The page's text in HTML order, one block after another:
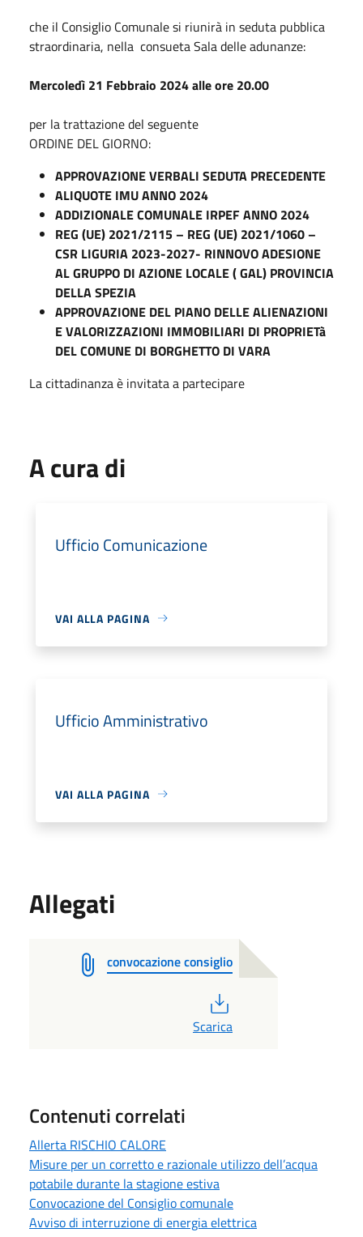
che il Consiglio Comunale si riunirà in seduta pubblica
straordinaria, nella consueta Sala delle adunanze:
Mercoledì 21 Febbraio 2024 alle ore 20.00
per la trattazione del seguente
ORDINE DEL GIORNO:
APPROVAZIONE VERBALI SEDUTA PRECEDENTE
ALIQUOTE IMU ANNO 2024
ADDIZIONALE COMUNALE IRPEF ANNO 2024
REG (UE) 2021/2115 – REG (UE) 2021/1060 –
CSR LIGURIA 2023-2027- RINNOVO ADESIONE
AL GRUPPO DI AZIONE LOCALE ( GAL) PROVINCIA
DELLA SPEZIA
APPROVAZIONE DEL PIANO DELLE ALIENAZIONI
E VALORIZZAZIONI IMMOBILIARI DI PROPRIETà
DEL COMUNE DI BORGHETTO DI VARA
La cittadinanza è invitata a partecipare
A cura di
Ufficio Comunicazione
VAI ALLA PAGINA
Ufficio Amministrativo
VAI ALLA PAGINA
Allegati
convocazione consiglio
Scarica
Contenuti correlati
Allerta RISCHIO CALORE
Misure per un corretto e razionale utilizzo dell’acqua
potabile durante la stagione estiva
Convocazione del Consiglio comunale
Avviso di interruzione di energia elettrica